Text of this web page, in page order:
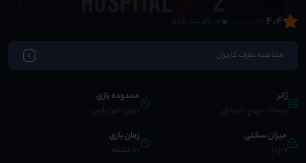
4٫4 83 نظر ثبت شده
مشاهده نظرات کاربران
ژانر
ترسناک،مهیج،دلهره آور
محدوده بازی
تهران، تهرانپارس
میزان سختی
9 از 10
زمان بازی
80 دقیقه